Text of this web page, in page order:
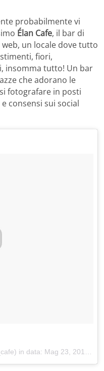
probabilmente vi
Élan Cafe, il bar di
un locale dove tutto
fiori,
insomma tutto! Un bar
che adorano le
fotografare in posti
consensi sui social
in data: Mag 23, 2018 at 5:00 PDT